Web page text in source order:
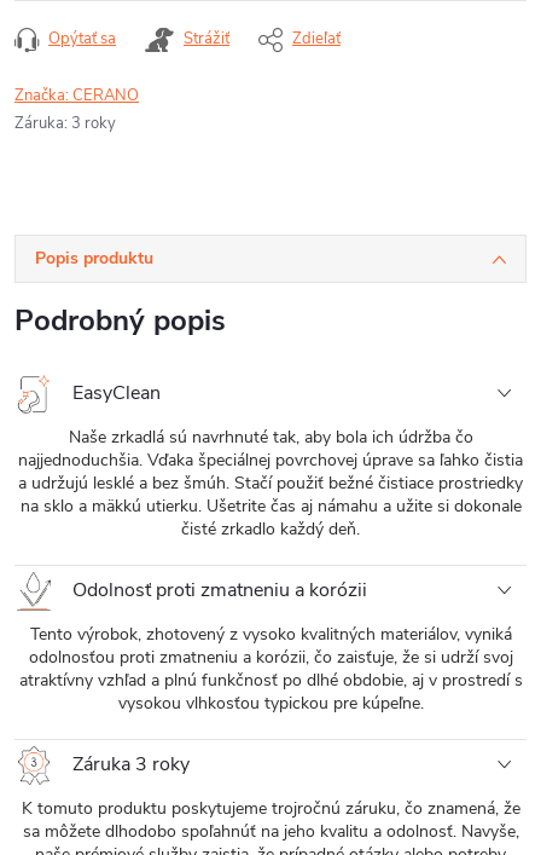
Opýtať sa Strážiť Zdieľať
Značka:CERANO
Záruka: 3 roky
Popis produktu
Podrobný popis
EasyClean
Naše zrkadlá sú navrhnuté tak, aby bola ich údržba čo
najjednoduchšia. Vďaka špeciálnej povrchovej úprave sa ľahko čistia
a udržujú lesklé a bez šmúh. Stačí použiť bežné čistiace prostriedky
na sklo a mäkkú utierku. Ušetrite čas aj námahu a užite si dokonale
čisté zrkadlo každý deň.
Odolnosť proti zmatneniu a korózii
Tento výrobok, zhotovený z vysoko kvalitných materiálov, vyniká
odolnosťou proti zmatneniu a korózii, čo zaisťuje, že si udrží svoj
atraktívny vzhľad a plnú funkčnosť po dlhé obdobie, aj v prostredí s
vysokou vlhkosťou typickou pre kúpeľne.
Záruka 3 roky
K tomuto produktu poskytujeme trojročnú záruku, čo znamená, že
sa môžete dlhodobo spoľahnúť na jeho kvalitu a odolnosť. Navyše,